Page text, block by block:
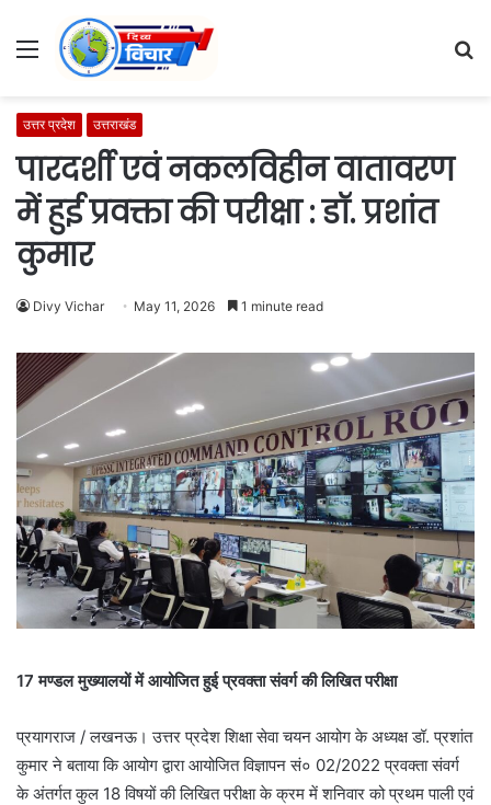
Menu
उत्तर प्रदेश उत्तराखंड
पारदर्शी एवं नकलविहीन वातावरण
में हुई प्रवक्ता की परीक्षा : डॉ. प्रशांत
कुमार
Divy Vichar May 11, 2026 1 minute read
17 मण्डल मुख्यालयों में आयोजित हुई प्रवक्ता संवर्ग की लिखित परीक्षा
प्रयागराज / लखनऊ। उत्तर प्रदेश शिक्षा सेवा चयन आयोग के अध्यक्ष डॉ. प्रशांत
कुमार ने बताया कि आयोग द्वारा आयोजित विज्ञापन सं० 02/2022 प्रवक्ता संवर्ग
के अंतर्गत कुल 18 विषयों की लिखित परीक्षा के क्रम में शनिवार को प्रथम पाली एवं